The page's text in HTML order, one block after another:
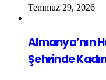
Temmuz 29, 2026
Almanya’nın
Şehrinde